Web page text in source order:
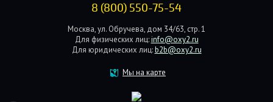
8 (800) 550-75-54
Москва, ул. Обручева, дом 34/63, стр. 1
Для физических лиц: info@oxy2.ru
Для юридических лиц: b2b@oxy2.ru
Мы на карте